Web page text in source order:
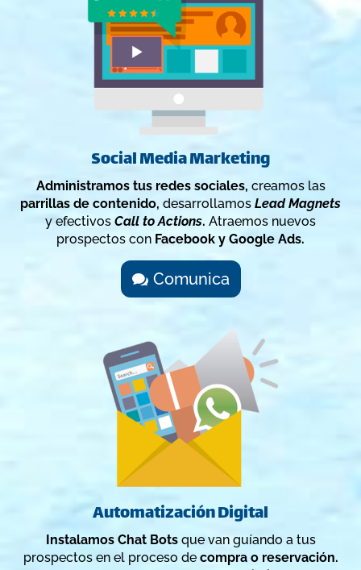
Social Media Marketing
Administramos tus redes sociales, creamos las
parrillas de contenido, desarrollamos Lead Magnets
y efectivos Call to Actions. Atraemos nuevos
prospectos con Facebook y Google Ads.
Comunica
Automatización Digital
Instalamos Chat Botsque van guíando a tus
prospectos en el proceso de compra o reservación.